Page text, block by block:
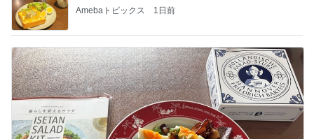
Amebaトピックス 1日前